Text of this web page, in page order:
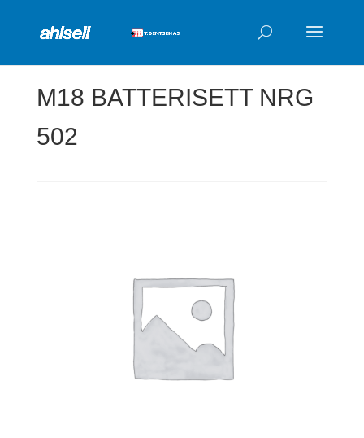
M18 BATTERISETT NRG
502